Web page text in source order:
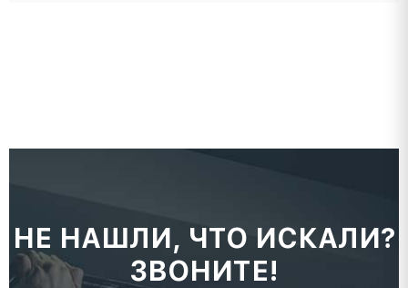
НЕ НАШЛИ, ЧТО ИСКАЛИ?
ЗВОНИТЕ!